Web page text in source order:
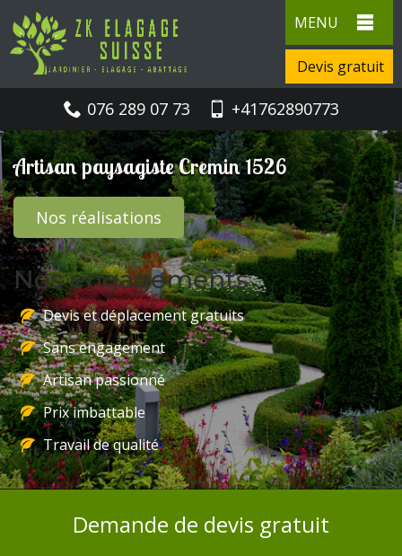
MENU
Devis gratuit
076 289 07 73 +41762890773
Artisan paysagiste Cremin 1526
Nos réalisations
Nos engagements
Devis et déplacement gratuits
Sans engagement
Artisan passionné
Prix imbattable
Travail de qualité
Demande de devis gratuit